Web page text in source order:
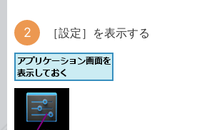
［設定］を表示する